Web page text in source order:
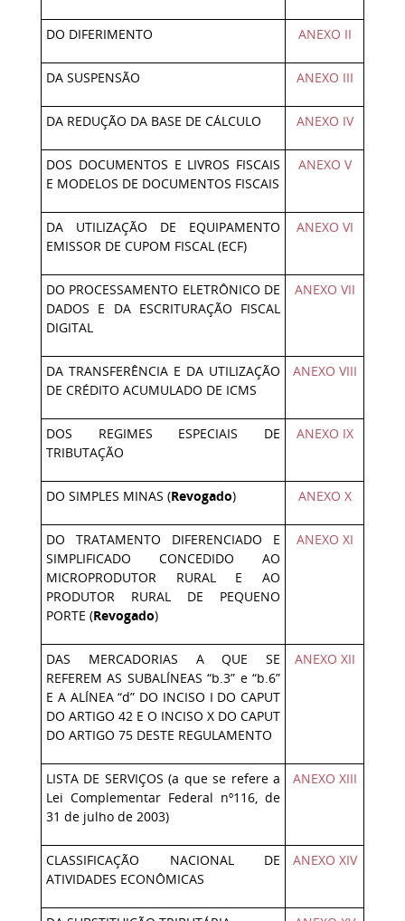
DO DIFERIMENTO ANEXO II
DA SUSPENSÃO ANEXO III
DA REDUÇÃO DA BASE DE CÁLCULO ANEXO IV
DOS DOCUMENTOS E LIVROS FISCAIS
E MODELOS DE DOCUMENTOS FISCAIS
ANEXO V
DA UTILIZAÇÃO DE EQUIPAMENTO
EMISSOR DE CUPOM FISCAL (ECF)
ANEXO VI
DO PROCESSAMENTO ELETRÔNICO DE
DADOS E DA ESCRITURAÇÃO FISCAL
DIGITAL
ANEXO VII
DA TRANSFERÊNCIA E DA UTILIZAÇÃO
DE CRÉDITO ACUMULADO DE ICMS
ANEXO VIII
DOS REGIMES ESPECIAIS DE
TRIBUTAÇÃO
ANEXO IX
DO SIMPLES MINAS (Revogado) ANEXO X
DO TRATAMENTO DIFERENCIADO E
SIMPLIFICADO CONCEDIDO AO
MICROPRODUTOR RURAL E AO
PRODUTOR RURAL DE PEQUENO
PORTE (Revogado)
ANEXO XI
DAS MERCADORIAS A QUE SE
REFEREM AS SUBALÍNEAS “b.3” e “b.6”
E A ALÍNEA “d” DO INCISO I DO CAPUT
DO ARTIGO 42 E O INCISO X DO CAPUT
DO ARTIGO 75 DESTE REGULAMENTO
ANEXO XII
LISTA DE SERVIÇOS (a que se refere a
Lei Complementar Federal nº116, de
31 de julho de 2003)
ANEXO XIII
CLASSIFICAÇÃO NACIONAL DE
ATIVIDADES ECONÔMICAS
ANEXO XIV